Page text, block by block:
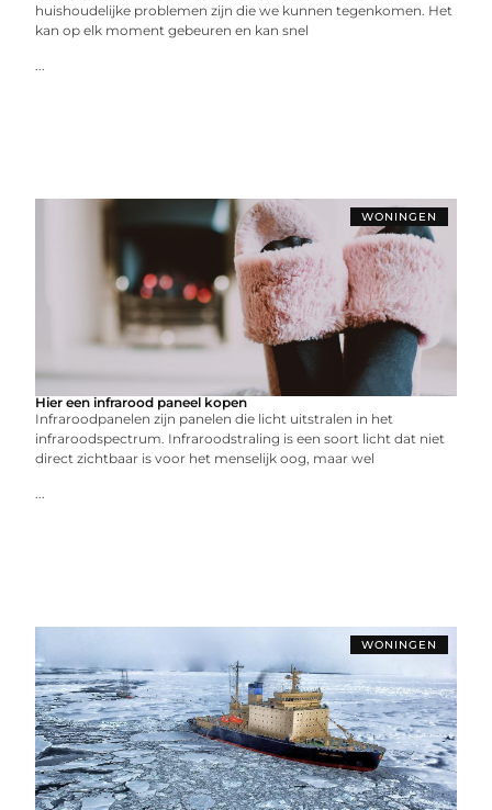
huishoudelijke problemen zijn die we kunnen tegenkomen. Het
kan op elk moment gebeuren en kan snel
...
WONINGEN
Hier een infrarood paneel kopen
Infraroodpanelen zijn panelen die licht uitstralen in het
infraroodspectrum. Infraroodstraling is een soort licht dat niet
direct zichtbaar is voor het menselijk oog, maar wel
...
WONINGEN